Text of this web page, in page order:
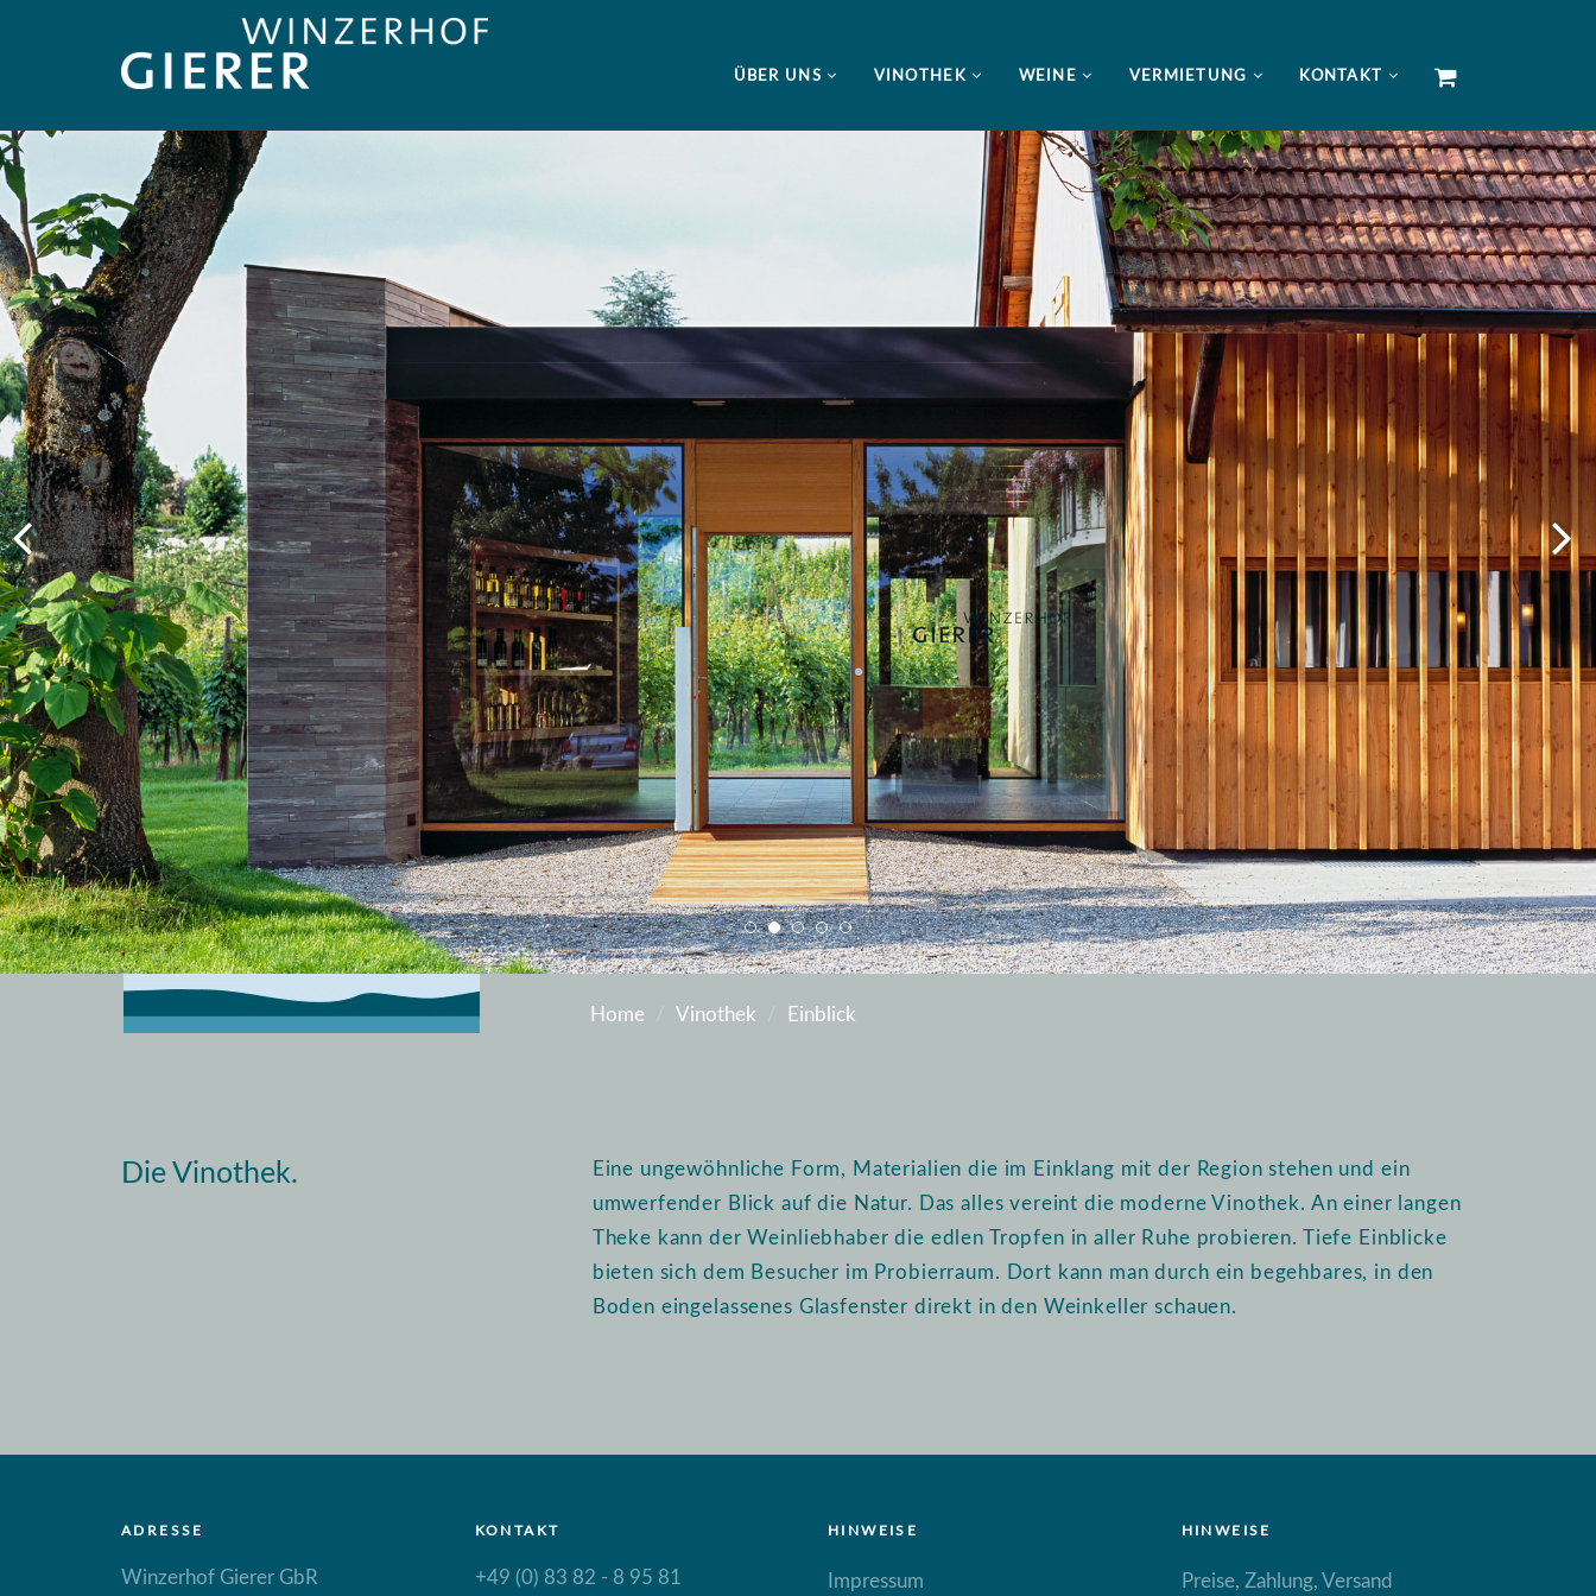
ÜBER UNS VINOTHEK WEINE VERMIETUNG KONTAKT
Home Vinothek Einblick
Die Vinothek.
Eine ungewöhnliche Form, Materialien die im Einklang mit der Region stehen und ein
umwerfender Blick auf die Natur. Das alles vereint die moderne Vinothek. An einer langen
Theke kann der Weinliebhaber die edlen Tropfen in aller Ruhe probieren. Tiefe Einblicke
bieten sich dem Besucher im Probierraum. Dort kann man durch ein begehbares, in den
Boden eingelassenes Glasfenster direkt in den Weinkeller schauen.
ADRESSE
Winzerhof Gierer GbR
KONTAKT
+49 (0) 83 82 - 8 95 81
HINWEISE
Impressum
HINWEISE
Preise, Zahlung, Versand